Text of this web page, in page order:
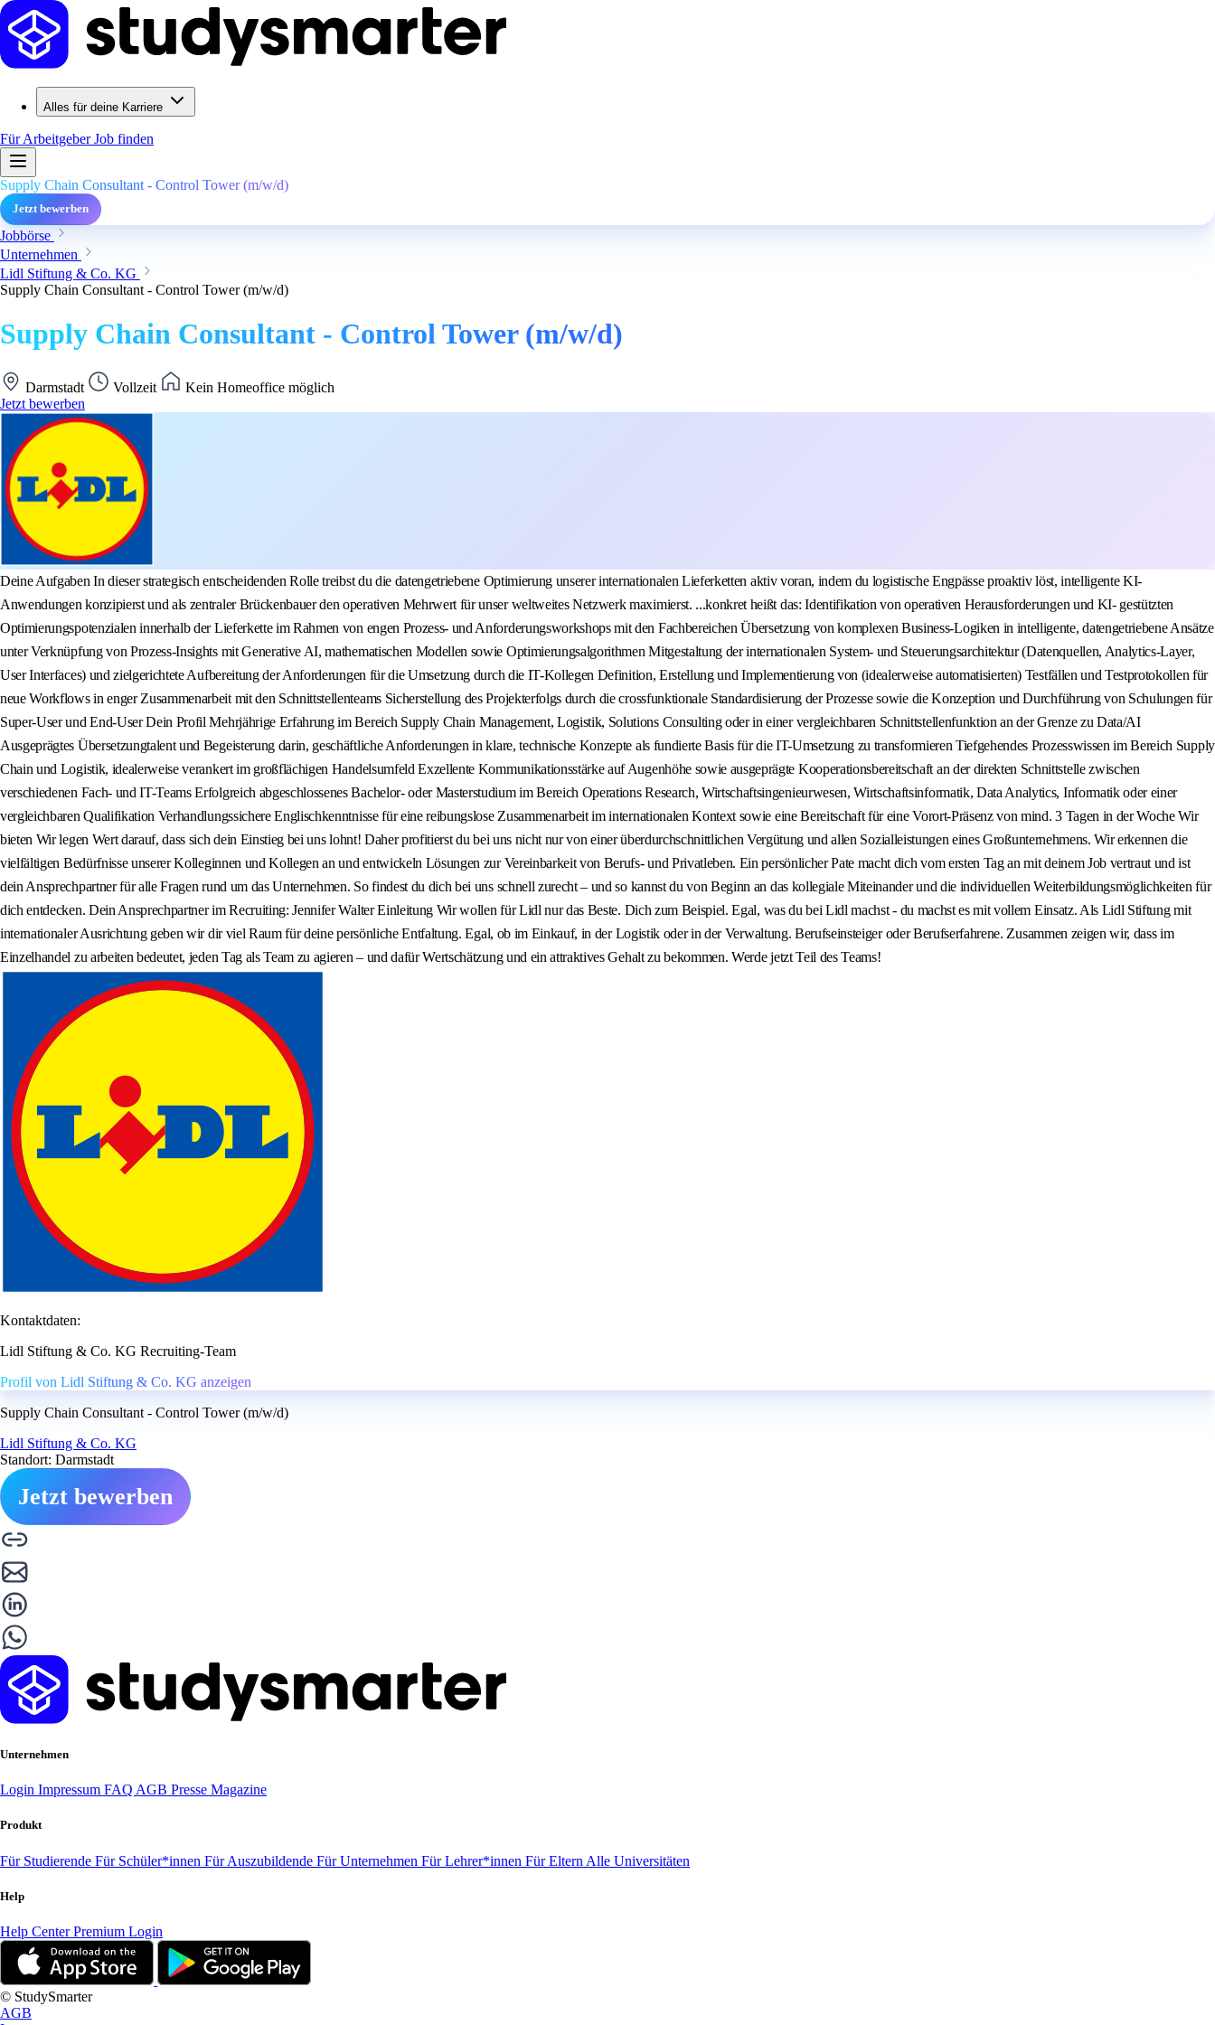
Alles für deine Karriere
Für ArbeitgeberJob finden
Supply Chain Consultant - Control Tower (m/w/d)
Jetzt bewerben
Jobbörse
Unternehmen
Lidl Stiftung & Co. KG
Supply Chain Consultant - Control Tower (m/w/d)
Supply Chain Consultant - Control Tower (m/w/d)
Darmstadt Vollzeit
Kein Homeoffice möglich
Jetzt bewerben
Deine Aufgaben In dieser strategisch entscheidenden Rolle treibst du die datengetriebene Optimierung unserer internationalen Lieferketten aktiv voran, indem du logistische Engpässe proaktiv löst, intelligente KI-
Anwendungen konzipierst und als zentraler Brückenbauer den operativen Mehrwert für unser weltweites Netzwerk maximierst. ...konkret heißt das: Identifikation von operativen Herausforderungen und KI- gestützten
Optimierungspotenzialen innerhalb der Lieferkette im Rahmen von engen Prozess- und Anforderungsworkshops mit den Fachbereichen Übersetzung von komplexen Business-Logiken in intelligente, datengetriebene Ansätze
unter Verknüpfung von Prozess-Insights mit Generative AI, mathematischen Modellen sowie Optimierungsalgorithmen Mitgestaltung der internationalen System- und Steuerungsarchitektur (Datenquellen, Analytics-Layer,
User Interfaces) und zielgerichtete Aufbereitung der Anforderungen für die Umsetzung durch die IT-Kollegen Definition, Erstellung und Implementierung von (idealerweise automatisierten) Testfällen und Testprotokollen für
neue Workflows in enger Zusammenarbeit mit den Schnittstellenteams Sicherstellung des Projekterfolgs durch die crossfunktionale Standardisierung der Prozesse sowie die Konzeption und Durchführung von Schulungen für
Super-User und End-User Dein Profil Mehrjährige Erfahrung im Bereich Supply Chain Management, Logistik, Solutions Consulting oder in einer vergleichbaren Schnittstellenfunktion an der Grenze zu Data/AI
Ausgeprägtes Übersetzungtalent und Begeisterung darin, geschäftliche Anforderungen in klare, technische Konzepte als fundierte Basis für die IT-Umsetzung zu transformieren Tiefgehendes Prozesswissen im Bereich Supply
Chain und Logistik, idealerweise verankert im großflächigen Handelsumfeld Exzellente Kommunikationsstärke auf Augenhöhe sowie ausgeprägte Kooperationsbereitschaft an der direkten Schnittstelle zwischen
verschiedenen Fach- und IT-Teams Erfolgreich abgeschlossenes Bachelor- oder Masterstudium im Bereich Operations Research, Wirtschaftsingenieurwesen, Wirtschaftsinformatik, Data Analytics, Informatik oder einer
vergleichbaren Qualifikation Verhandlungssichere Englischkenntnisse für eine reibungslose Zusammenarbeit im internationalen Kontext sowie eine Bereitschaft für eine Vorort-Präsenz von mind. 3 Tagen in der Woche Wir
bieten Wir legen Wert darauf, dass sich dein Einstieg bei uns lohnt! Daher profitierst du bei uns nicht nur von einer überdurchschnittlichen Vergütung und allen Sozialleistungen eines Großunternehmens. Wir erkennen die
vielfältigen Bedürfnisse unserer Kolleginnen und Kollegen an und entwickeln Lösungen zur Vereinbarkeit von Berufs- und Privatleben. Ein persönlicher Pate macht dich vom ersten Tag an mit deinem Job vertraut und ist
dein Ansprechpartner für alle Fragen rund um das Unternehmen. So findest du dich bei uns schnell zurecht – und so kannst du von Beginn an das kollegiale Miteinander und die individuellen Weiterbildungsmöglichkeiten für
dich entdecken. Dein Ansprechpartner im Recruiting: Jennifer Walter Einleitung Wir wollen für Lidl nur das Beste. Dich zum Beispiel. Egal, was du bei Lidl machst - du machst es mit vollem Einsatz. Als Lidl Stiftung mit
internationaler Ausrichtung geben wir dir viel Raum für deine persönliche Entfaltung. Egal, ob im Einkauf, in der Logistik oder in der Verwaltung. Berufseinsteiger oder Berufserfahrene. Zusammen zeigen wir, dass im
Einzelhandel zu arbeiten bedeutet, jeden Tag als Team zu agieren – und dafür Wertschätzung und ein attraktives Gehalt zu bekommen. Werde jetzt Teil des Teams!
Kontaktdaten:
Lidl Stiftung & Co. KG Recruiting-Team
Profil von Lidl Stiftung & Co. KG anzeigen
Supply Chain Consultant - Control Tower (m/w/d)
Lidl Stiftung & Co. KG
Standort: Darmstadt
Jetzt bewerben
Unternehmen
Login Impressum FAQ AGB Presse Magazine
Produkt
Für Studierende Für Schüler*innen Für Auszubildende Für Unternehmen Für Lehrer*innen Für Eltern Alle Universitäten
Help
Help CenterPremium Login
© StudySmarter
AGB